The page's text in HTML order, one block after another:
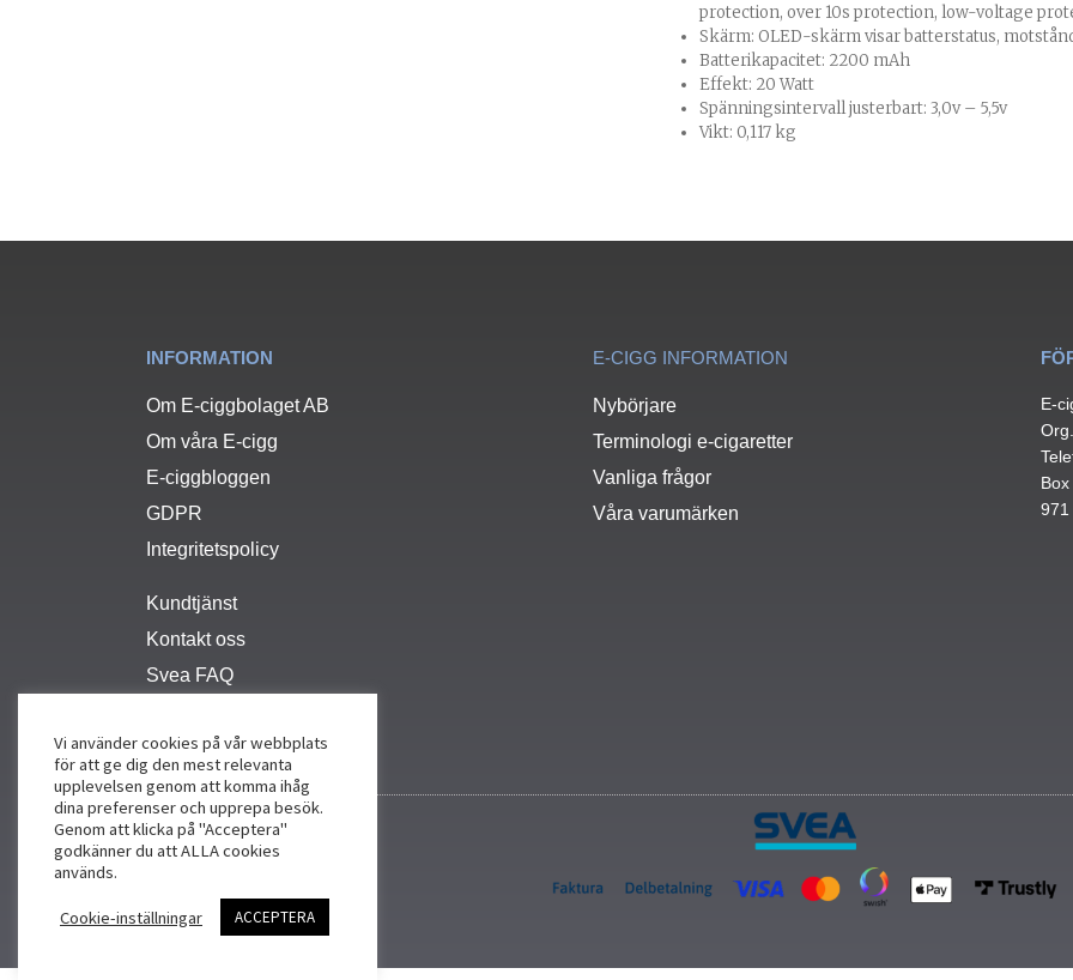
protection, over 10s protection, low-voltage
Skärm: OLED-skärm visar batterstatus,
Batterikapacitet: 2200 mAh
Effekt: 20 Watt
Spänningsintervall justerbart: 3,0v – 5,5v
Vikt: 0,117 kg
INFORMATION
Om E-ciggbolaget AB
Om våra E-cigg
E-ciggbloggen
GDPR
Integritetspolicy
Kundtjänst
Kontakt oss
Svea FAQ
E-CIGG INFORMATION
Nybörjare
Terminologi e-cigaretter
Vanliga frågor
Våra varumärken
E-
971
Vi använder cookies på vår webbplats
för att ge dig den mest relevanta
upplevelsen genom att komma ihåg
dina preferenser och upprepa besök.
Genom att klicka på "Acceptera"
godkänner du att ALLA cookies
används.
Cookie-inställningar ACCEPTERA